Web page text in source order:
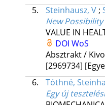
5.
Steinhausz, V;
New
VALUE IN
DOI WoS
Absztrakt /
[2969734]
6.
Tóthné,
Egy új